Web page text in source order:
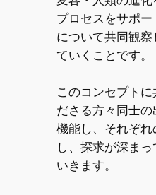
プロセスをサポ
について共同観
ていくことです。
このコンセプトに
ださる方々同士
機能し、それぞ
し、探求が深ま
いきます。